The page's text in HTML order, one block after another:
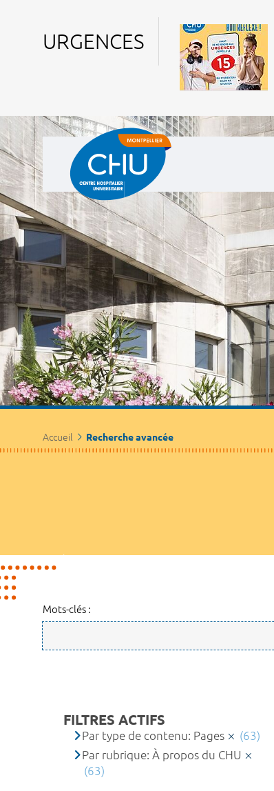
URGENCES
Accueil Recherche avancée
Mots-clés :
FILTRES ACTIFS
Par type de contenu: Pages
(63)
Par rubrique: À propos du CHU
(63)